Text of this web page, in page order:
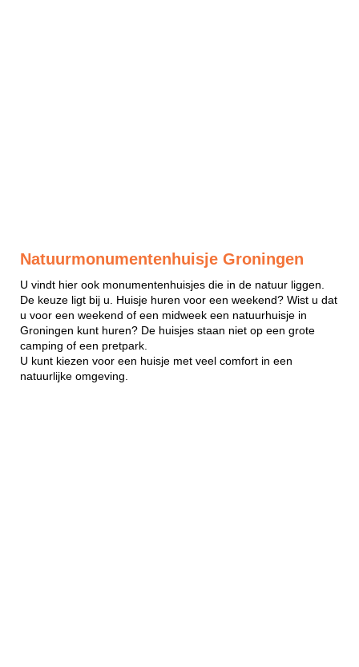
Natuurmonumentenhuisje Groningen
U vindt hier ook monumentenhuisjes die in de natuur liggen.
De keuze ligt bij u. Huisje huren voor een weekend? Wist u dat
u voor een weekend of een midweek een natuurhuisje in
Groningen kunt huren? De huisjes staan niet op een grote
camping of een pretpark.
U kunt kiezen voor een huisje met veel comfort in een
natuurlijke omgeving.